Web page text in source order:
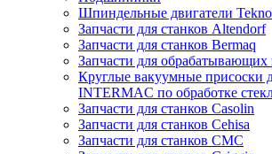
Шпиндельные двигатели
Запчасти для станков Altendorf
Запчасти для станков Bermaq
Запчасти для обрабатывающих
Круглые вакуумные присоски
INTERMAC по обработке
Запчасти для станков Casolin
Запчасти для станков Cehisa
Запчасти для станков CMC